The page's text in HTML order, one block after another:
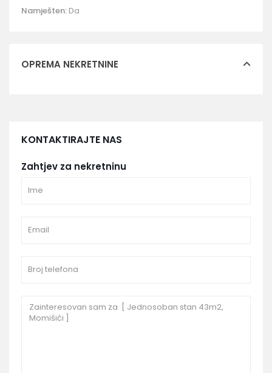
Namješten: Da
OPREMA NEKRETNINE
KONTAKTIRAJTE NAS
Zahtjev za nekretninu